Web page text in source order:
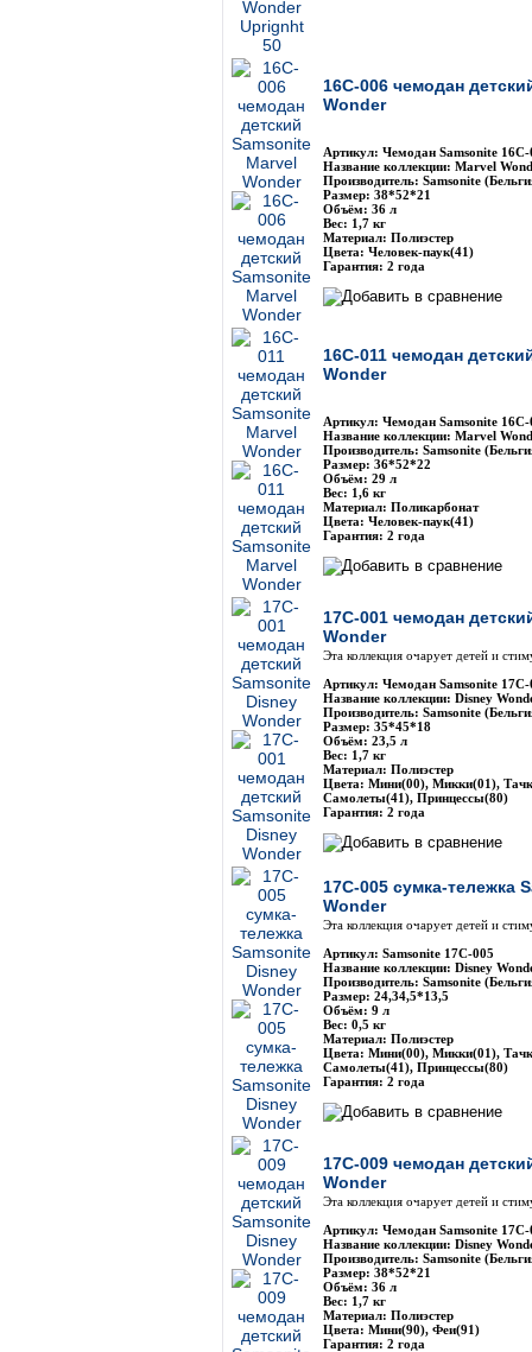
16C-006 чемодан
Wonder
Артикул: Чемодан Samsonite 16С-
Название коллекции: Marvel
Производитель: Samsonite
Размер: 38*52*21
Объём: 36 л
Вес: 1,7 кг
Материал: Полиэстер
Цвета: Человек-паук(41)
Гарантия: 2 года
16C-011 чемодан
Wonder
Артикул: Чемодан Samsonite 16С-
Название коллекции: Marvel
Производитель: Samsonite
Размер: 36*52*22
Объём: 29 л
Вес: 1,6 кг
Материал: Поликарбонат
Цвета: Человек-паук(41)
Гарантия: 2 года
17C-001 чемодан
Wonder
Эта коллекция очарует детей и
Артикул: Чемодан Samsonite 17C-
Название коллекции: Disney
Производитель: Samsonite
Размер: 35*45*18
Объём: 23,5 л
Вес: 1,7 кг
Материал: Полиэстер
Цвета: Мини(00), Микки(01),
Самолеты(41), Принцессы(80)
Гарантия: 2 года
17C-005 сумка-тележка
Wonder
Эта коллекция очарует детей и
Артикул: Samsonite 17C-005
Название коллекции: Disney
Производитель: Samsonite
Размер: 24,34,5*13,5
Объём: 9 л
Вес: 0,5 кг
Материал: Полиэстер
Цвета: Мини(00), Микки(01),
Самолеты(41), Принцессы(80)
Гарантия: 2 года
17C-009 чемодан
Wonder
Эта коллекция очарует детей и
Артикул: Чемодан Samsonite 17C-
Название коллекции: Disney
Производитель: Samsonite
Размер: 38*52*21
Объём: 36 л
Вес: 1,7 кг
Материал: Полиэстер
Цвета: Мини(90), Феи(91)
Гарантия: 2 года